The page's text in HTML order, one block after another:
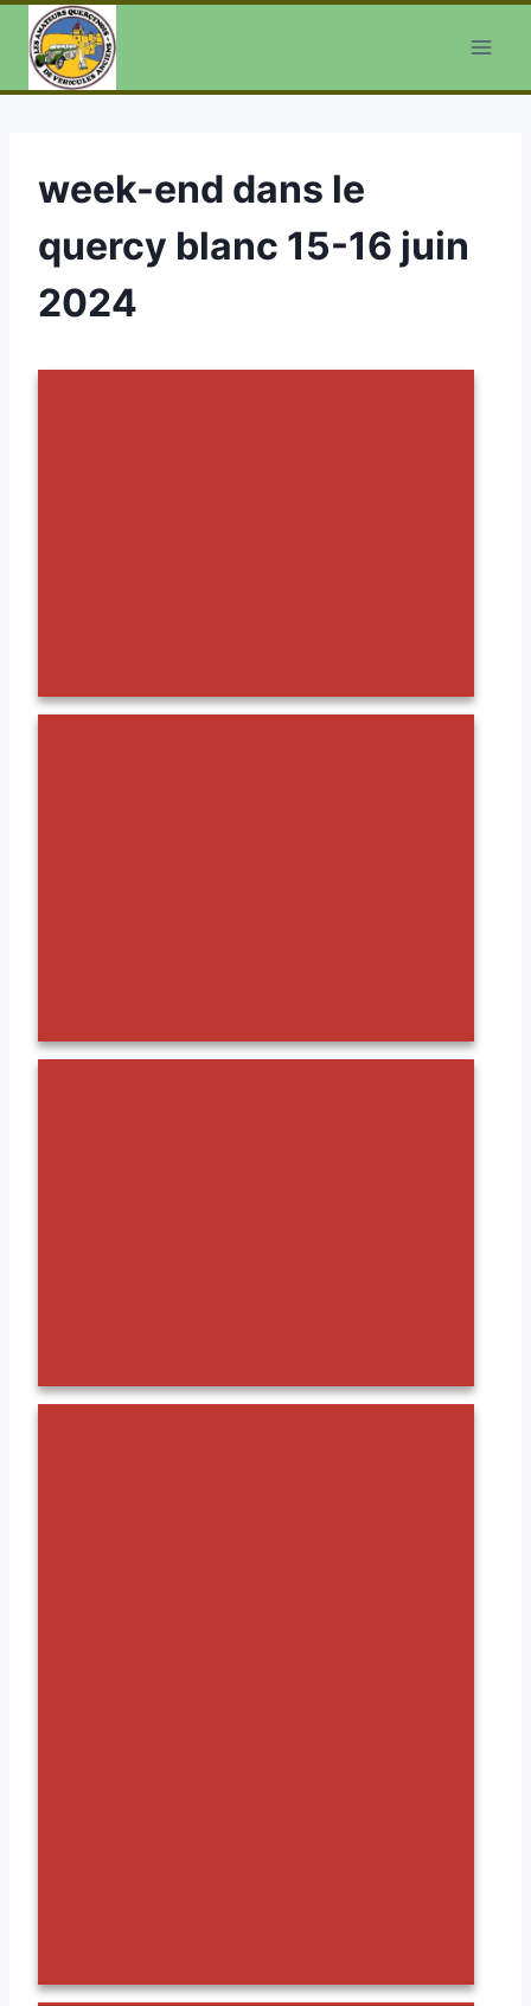
Aller
contenu
week-end dans le
quercy blanc 15-16 juin
2024